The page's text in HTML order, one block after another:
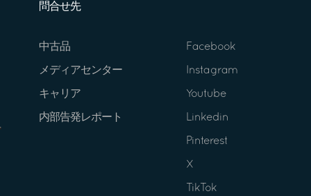
問合せ先
中古品
メディアセンター
キャリア
内部告発レポート
Facebook
Instagram
Youtube
Linkedin
Pinterest
X
TikTok